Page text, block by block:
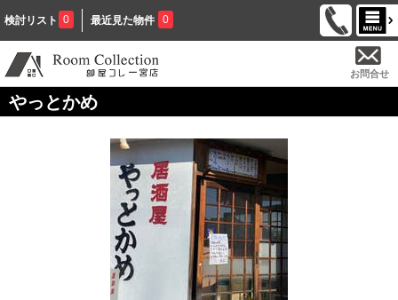
検討リスト 0 最近見た物件 0
お問合せ
やっとかめ